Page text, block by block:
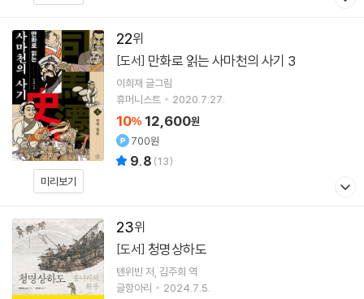
22
미리보기
[도서] 만화로 읽는 사마천의 사기 3
이희재 글그림
휴머니스트
2020.7.27.
10% 12,600원
700원
9.8 (13)
23
[도서] 청명상하도
톈위빈 저 김주희 역
글항아리
2024.7.5.